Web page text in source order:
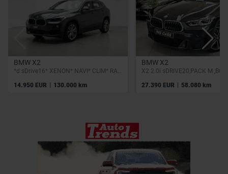
BMW X2
14.950 EUR | 130.000 km
BMW X2
27.390 EUR | 58.080 km